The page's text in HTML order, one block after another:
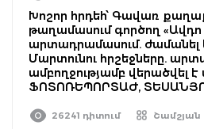
Խոշոր հրդեհ՝ Գավառ
թաղամասում գործող
արտադրամասում.
Մարտունու հրշեջները.
ամբողջությամբ վերածվել է
ՖՈՏՈՌԵՊՈՐՏԱԺ,
26241 դիտում Շամշյան